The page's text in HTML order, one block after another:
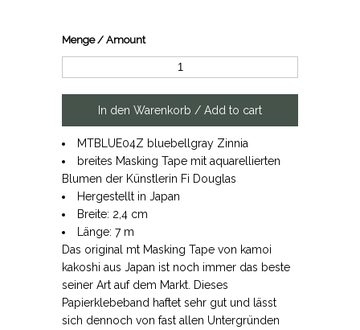
Menge / Amount
MTBLUE04Z bluebellgray Zinnia
breites Masking Tape mit aquarellierten
Blumen der Künstlerin Fi Douglas
Hergestellt in Japan
Breite: 2,4 cm
Länge: 7 m
Das original mt Masking Tape von kamoi
kakoshi aus Japan ist noch immer das beste
seiner Art auf dem Markt. Dieses
Papierklebeband haftet sehr gut und lässt
sich dennoch von fast allen Untergründen